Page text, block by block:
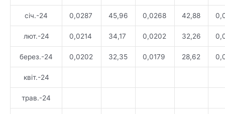
січ.-24 0,0287 45,96 0,0268 42,88
лют.-24 0,0214 34,17 0,0202 32,26
берез.-24 0,0202 32,35 0,0179 28,62
квіт.-24
трав.-24